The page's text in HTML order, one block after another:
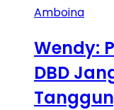
Amboina
Wendy:
DBD